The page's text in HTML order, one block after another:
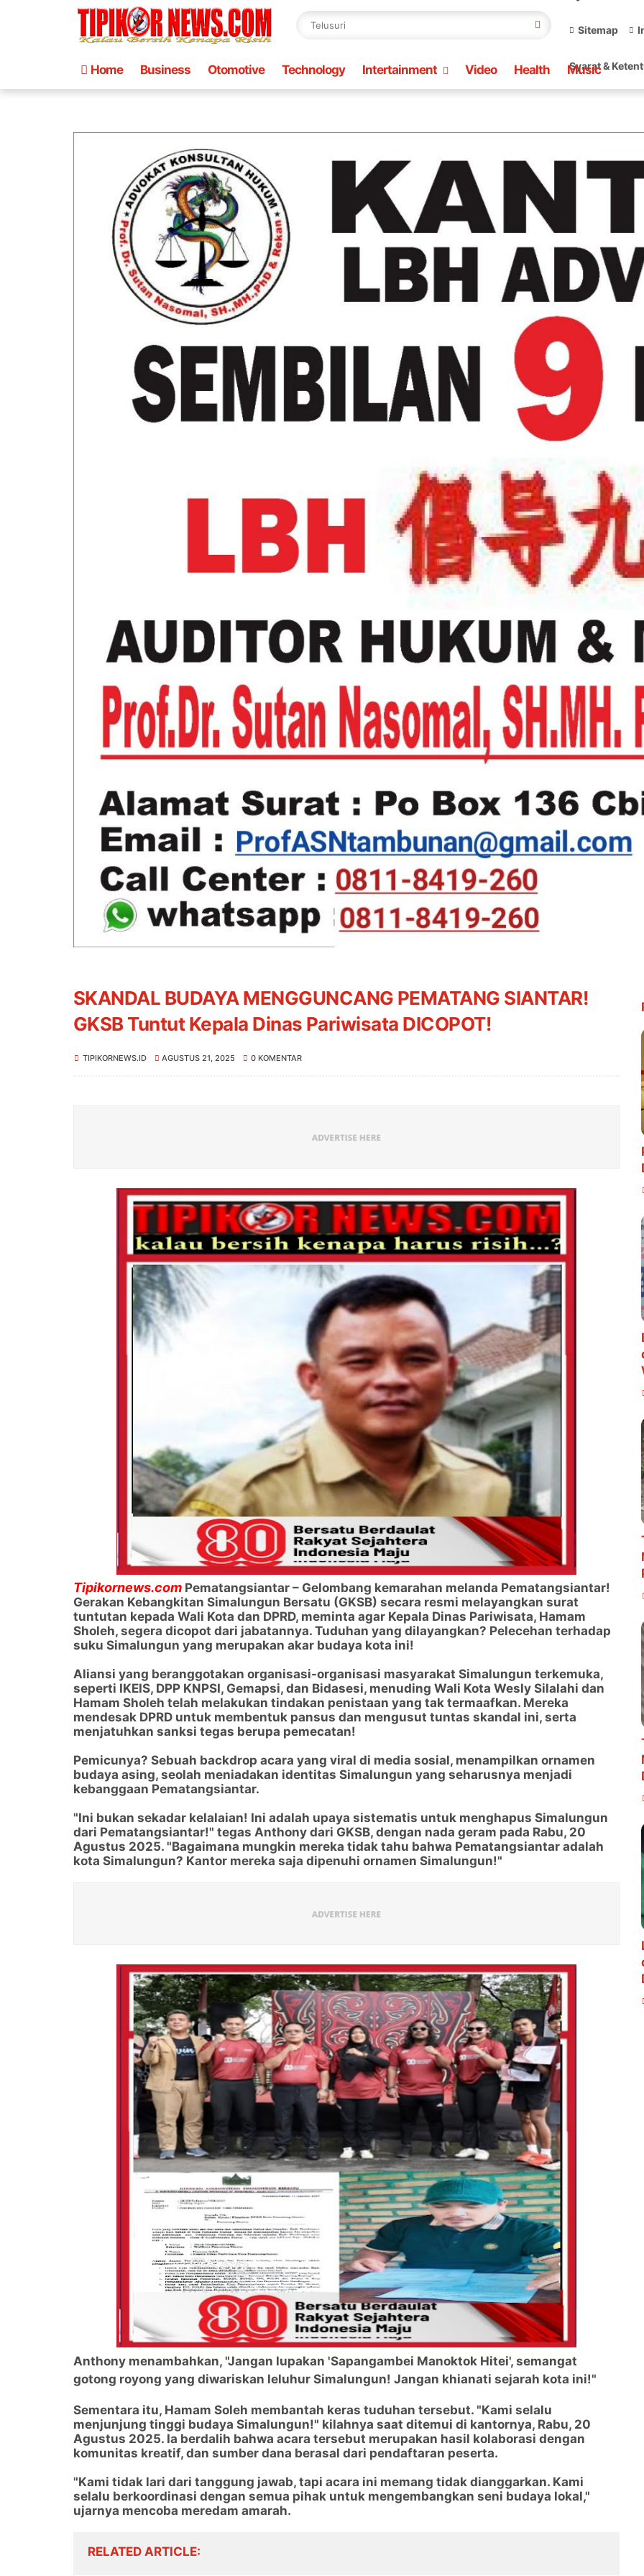
Sitemap
Syarat &
Home Business Otomotive Technology Intertainment Video Health Music
SKANDAL BUDAYA MENGGUNCANG PEMATANG SIANTAR!
GKSB Tuntut Kepala Dinas Pariwisata DICOPOT!
TIPIKORNEWS.ID AGUSTUS 21, 2025 0 KOMENTAR
Tipikornews.com Pematangsiantar – Gelombang kemarahan melanda Pematangsiantar!
Gerakan Kebangkitan Simalungun Bersatu (GKSB) secara resmi melayangkan surat
tuntutan kepada Wali Kota dan DPRD, meminta agar Kepala Dinas Pariwisata, Hamam
Sholeh, segera dicopot dari jabatannya. Tuduhan yang dilayangkan? Pelecehan terhadap
suku Simalungun yang merupakan akar budaya kota ini!
Aliansi yang beranggotakan organisasi-organisasi masyarakat Simalungun terkemuka,
seperti IKEIS, DPP KNPSI, Gemapsi, dan Bidasesi, menuding Wali Kota Wesly Silalahi dan
Hamam Sholeh telah melakukan tindakan penistaan yang tak termaafkan. Mereka
mendesak DPRD untuk membentuk pansus dan mengusut tuntas skandal ini, serta
menjatuhkan sanksi tegas berupa pemecatan!
Pemicunya? Sebuah backdrop acara yang viral di media sosial, menampilkan ornamen
budaya asing, seolah meniadakan identitas Simalungun yang seharusnya menjadi
kebanggaan Pematangsiantar.
"Ini bukan sekadar kelalaian! Ini adalah upaya sistematis untuk menghapus Simalungun
dari Pematangsiantar!" tegas Anthony dari GKSB, dengan nada geram pada Rabu, 20
Agustus 2025. "Bagaimana mungkin mereka tidak tahu bahwa Pematangsiantar adalah
kota Simalungun? Kantor mereka saja dipenuhi ornamen Simalungun!"
Anthony menambahkan, "Jangan lupakan 'Sapangambei Manoktok Hitei', semangat
gotong royong yang diwariskan leluhur Simalungun! Jangan khianati sejarah kota ini!"
Sementara itu, Hamam Soleh membantah keras tuduhan tersebut. "Kami selalu
menjunjung tinggi budaya Simalungun!" kilahnya saat ditemui di kantornya, Rabu, 20
Agustus 2025. Ia berdalih bahwa acara tersebut merupakan hasil kolaborasi dengan
komunitas kreatif, dan sumber dana berasal dari pendaftaran peserta.
"Kami tidak lari dari tanggung jawab, tapi acara ini memang tidak dianggarkan. Kami
selalu berkoordinasi dengan semua pihak untuk mengembangkan seni budaya lokal,"
ujarnya mencoba meredam amarah.
RELATED ARTICLE